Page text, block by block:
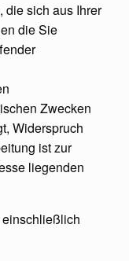
die sich aus Ihrer
die Sie
Zwecken
Widerspruch
ist zur
liegenden